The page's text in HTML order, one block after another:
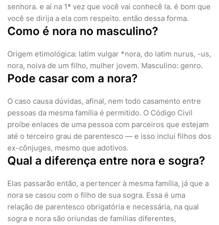
senhora. e aí na 1ª vez que você vai conhecê la. é bom que
você se dirija a ela com respeito. então dessa forma.
Como é nora no masculino?
Origem etimológica: latim vulgar *nora, do latim nurus, -us,
nora, noiva de um filho, mulher jovem. Masculino: genro.
Pode casar com a nora?
O caso causa dúvidas, afinal, nem todo casamento entre
pessoas da mesma família é permitido. O Código Civil
proíbe enlaces de uma pessoa com parceiros que estejam
até o terceiro grau de parentesco — e isso inclui filhos dos
ex-cônjuges, mesmo que adotivos.
Qual a diferença entre nora e sogra?
Elas passarão então, a pertencer à mesma família, já que a
nora se casou com o filho de sua sogra. Essa é uma
relação de parentesco obrigatória e necessária, na qual
sogra e nora são oriundas de famílias diferentes,